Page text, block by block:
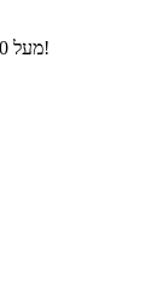
מעל 10,000 מוצרים ומאכלים במאגר עם ערכים תזונתיים!